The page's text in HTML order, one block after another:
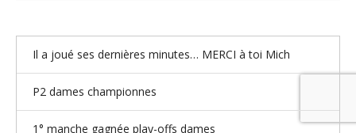
Il a joué ses dernières minutes… MERCI à toi Mich
P2 dames championnes
1° manche gagnée play-offs dames